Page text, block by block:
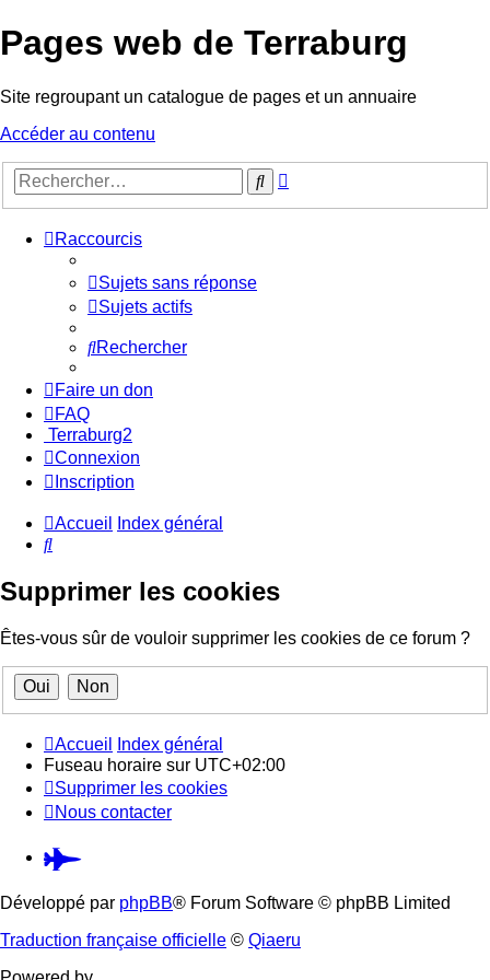
Pages web de Terraburg
Site regroupant un catalogue de pages et un annuaire
Accéder au contenu
Rechercher
Raccourcis
Sujets sans réponse
Sujets actifs
Rechercher
Faire un don
FAQ
Terraburg2
Connexion
Inscription
Accueil
Index général
Rechercher
Supprimer les cookies
Êtes-vous sûr de vouloir supprimer les cookies de ce forum ?
Accueil
Index général
Fuseau horaire sur UTC+02:00
Supprimer les cookies
Nous contacter
Pardus.at
(S’ouvre
Développé par phpBB® Forum Software © phpBB Limited
Traduction française officielle © Qiaeru